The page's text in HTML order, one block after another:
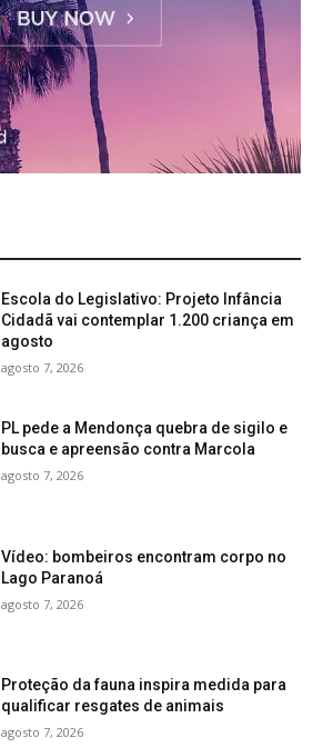
Escola do Legislativo: Projeto Infância
Cidadã vai contemplar 1.200 criança em
agosto
agosto 7, 2026
PL pede a Mendonça quebra de sigilo e
busca e apreensão contra Marcola
agosto 7, 2026
Vídeo: bombeiros encontram corpo no
Lago Paranoá
agosto 7, 2026
Proteção da fauna inspira medida para
qualificar resgates de animais
agosto 7, 2026